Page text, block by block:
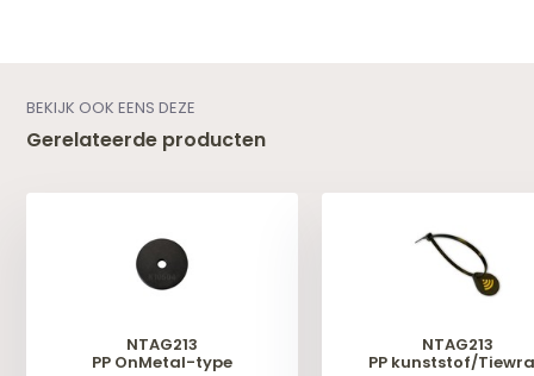
BEKIJK OOK EENS DEZE
Gerelateerde producten
NTAG213
PP OnMetal-type
NTAG213
PP kunststof/